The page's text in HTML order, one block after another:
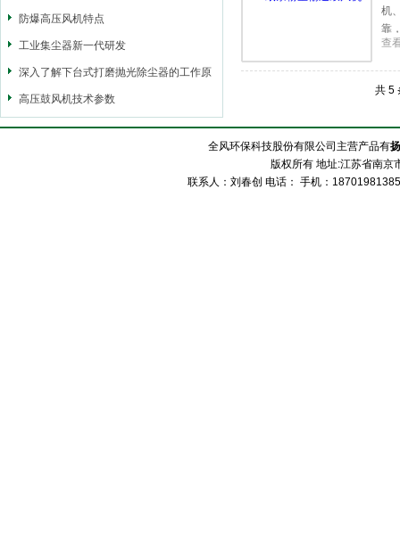
防爆高压风机特点
工业集尘器新一代研发
深入了解下台式打磨抛光除尘器的工作原
理
高压鼓风机技术参数
机
靠
查
共 5
全风环保科技股份有限公司主营产品有
版权所有 地址:江苏省南
联系人：刘春创 电话： 手机：